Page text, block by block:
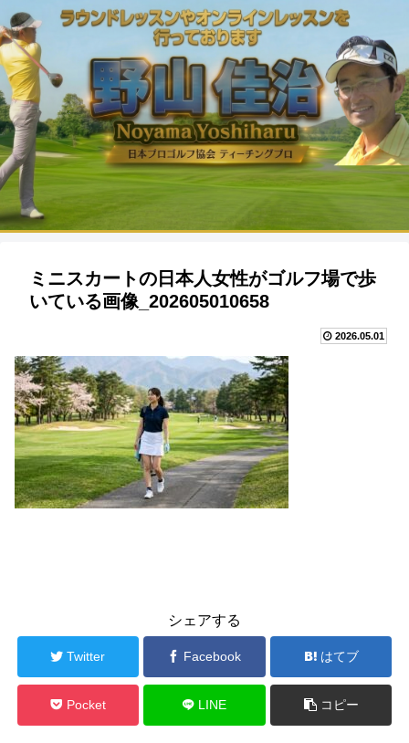
ミニスカートの日本人女性がゴルフ場で歩
いている画像_202605010658
2026.05.01
シェアする
Twitter Facebook はてブ
Pocket LINE コピー